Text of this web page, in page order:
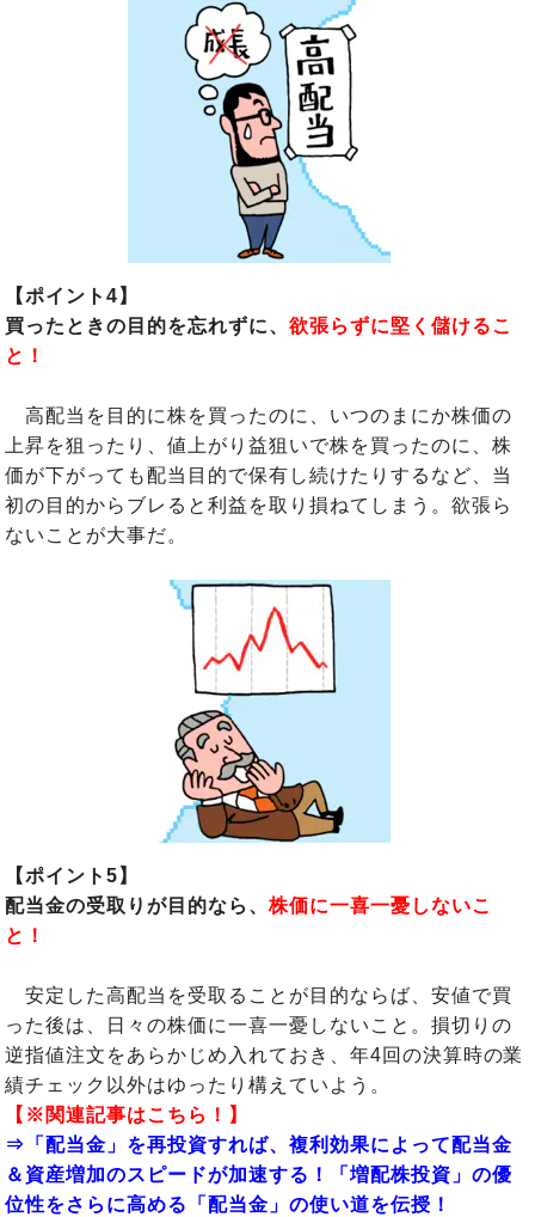
【ポイント4】
買ったときの目的を忘れずに、 欲張らずに堅く儲けるこ
と！
高配当を目的に株を買ったのに、いつのまにか株価の
上昇を狙ったり、値上がり益狙いで株を買ったのに、株
価が下がっても配当目的で保有し続けたりするなど、当
初の目的からブレると利益を取り損ねてしまう。欲張ら
ないことが大事だ。
【ポイント5】
配当金の受取りが目的なら、 株価に一喜一憂しないこ
と！
安定した高配当を受取ることが目的ならば、安値で買
った後は、日々の株価に一喜一憂しないこと。損切りの
逆指値注文をあらかじめ入れておき、年4回の決算時の業
績チェック以外はゆったり構えていよう。
【※関連記事はこちら！】
⇒「配当金」を再投資すれば、複利効果によって配当金
＆資産増加のスピードが加速する！「増配株投資」の優
位性をさらに高める「配当金」の使い道を伝授！